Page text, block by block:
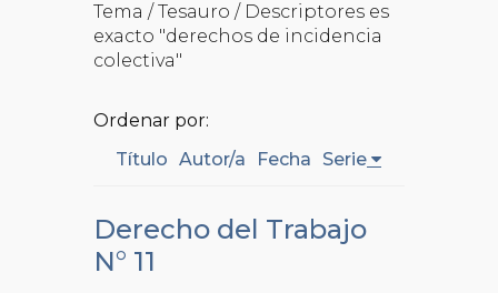
Tema / Tesauro / Descriptores es
exacto "derechos de incidencia
colectiva"
Ordenar por:
Título Autor/a Fecha Serie
Derecho del Trabajo
N° 11